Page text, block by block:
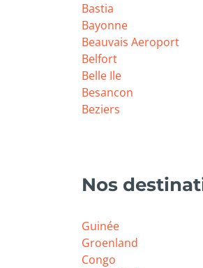
Bastia
Bayonne
Beauvais Aeroport
Belfort
Belle Ile
Besancon
Beziers
Nos
Guinée
Groenland
Congo